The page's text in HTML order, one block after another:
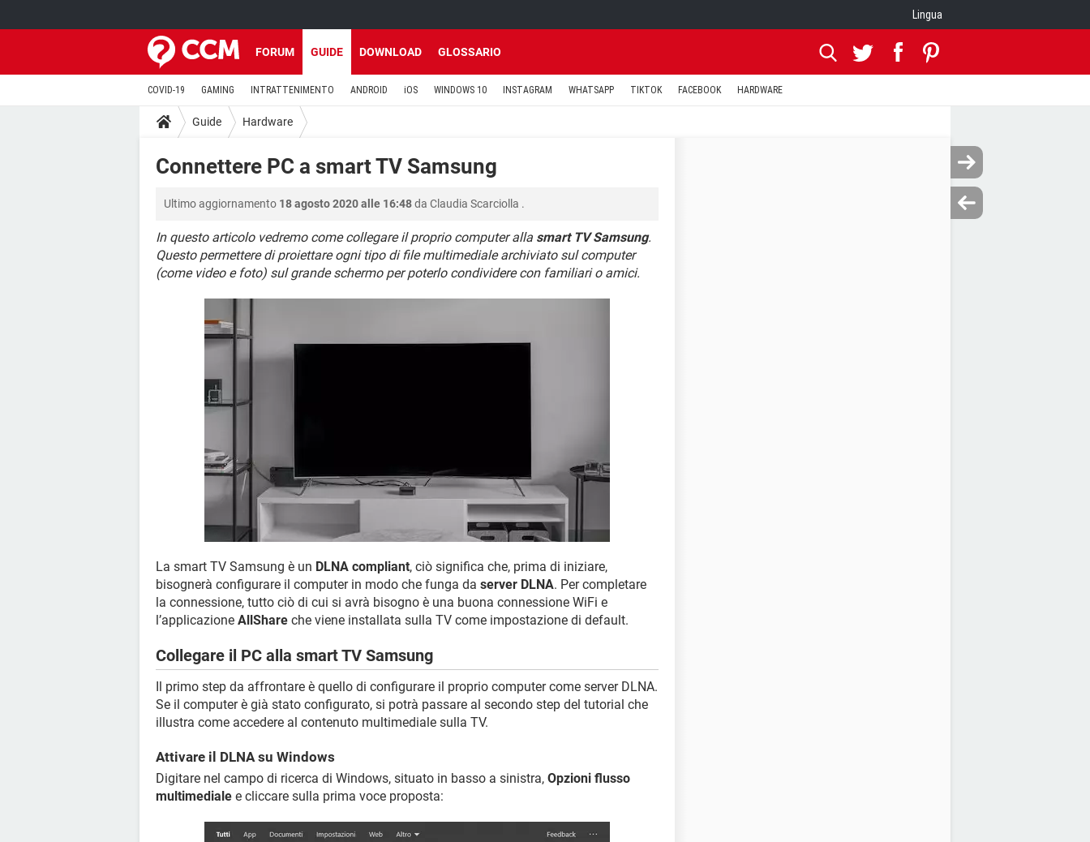
Lingua
FORUM GUIDE DOWNLOAD GLOSSARIO
COVID-19 GAMING INTRATTENIMENTO ANDROID iOS WINDOWS 10 INSTAGRAM WHATSAPP TIKTOK FACEBOOK HARDWARE
Guide Hardware
Connettere PC a smart TV Samsung
Ultimo aggiornamento 18 agosto 2020 alle 16:48da Claudia Scarciolla .
In questo articolo vedremo come collegare il proprio computer alla smart TV Samsung.
Questo permettere di proiettare ogni tipo di file multimediale archiviato sul computer
(come video e foto) sul grande schermo per poterlo condividere con familiari o amici.
La smart TV Samsung è un DLNA compliant, ciò significa che, prima di iniziare,
bisognerà configurare il computer in modo che funga da server DLNA. Per completare
la connessione, tutto ciò di cui si avrà bisogno è una buona connessione WiFi e
l’applicazione AllShare che viene installata sulla TV come impostazione di default.
Collegare il PC alla smart TV Samsung
Il primo step da affrontare è quello di configurare il proprio computer come server DLNA.
Se il computer è già stato configurato, si potrà passare al secondo step del tutorial che
illustra come accedere al contenuto multimediale sulla TV.
Attivare il DLNA su Windows
Digitare nel campo di ricerca di Windows, situato in basso a sinistra, Opzioni flusso
multimediale e cliccare sulla prima voce proposta: